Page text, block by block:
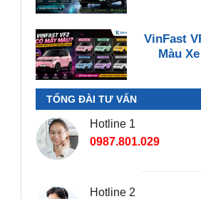
VinFast
Màu
TỔNG ĐÀI TƯ VẤN
Hotline 1
0987.801.029
Hotline 2